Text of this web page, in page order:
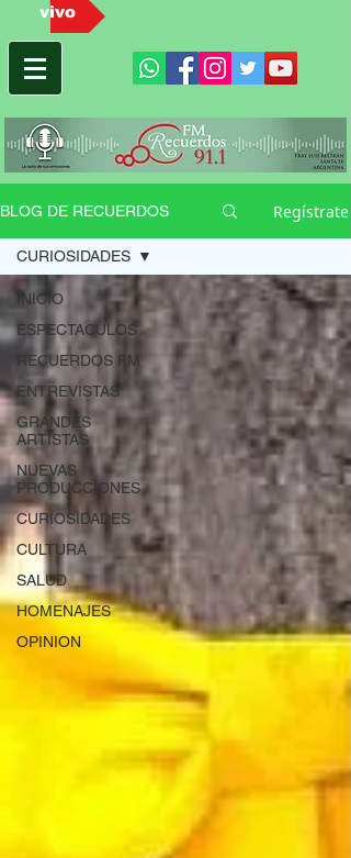
vivo
BLOG DE RECUERDOS Regístrate
INICIO
ESPECTACULOS
RECUERDOS FM
ENTREVISTAS
GRANDES
ARTISTAS
NUEVAS
PRODUCCIONES
CURIOSIDADES
CULTURA
SALUD
HOMENAJES
OPINION
CURIOSIDADES